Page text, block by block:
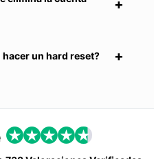
un hard reset?